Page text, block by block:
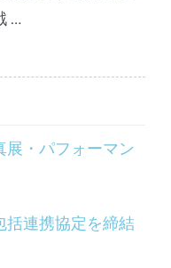
…
展・パフォーマン
括連携協定を締結